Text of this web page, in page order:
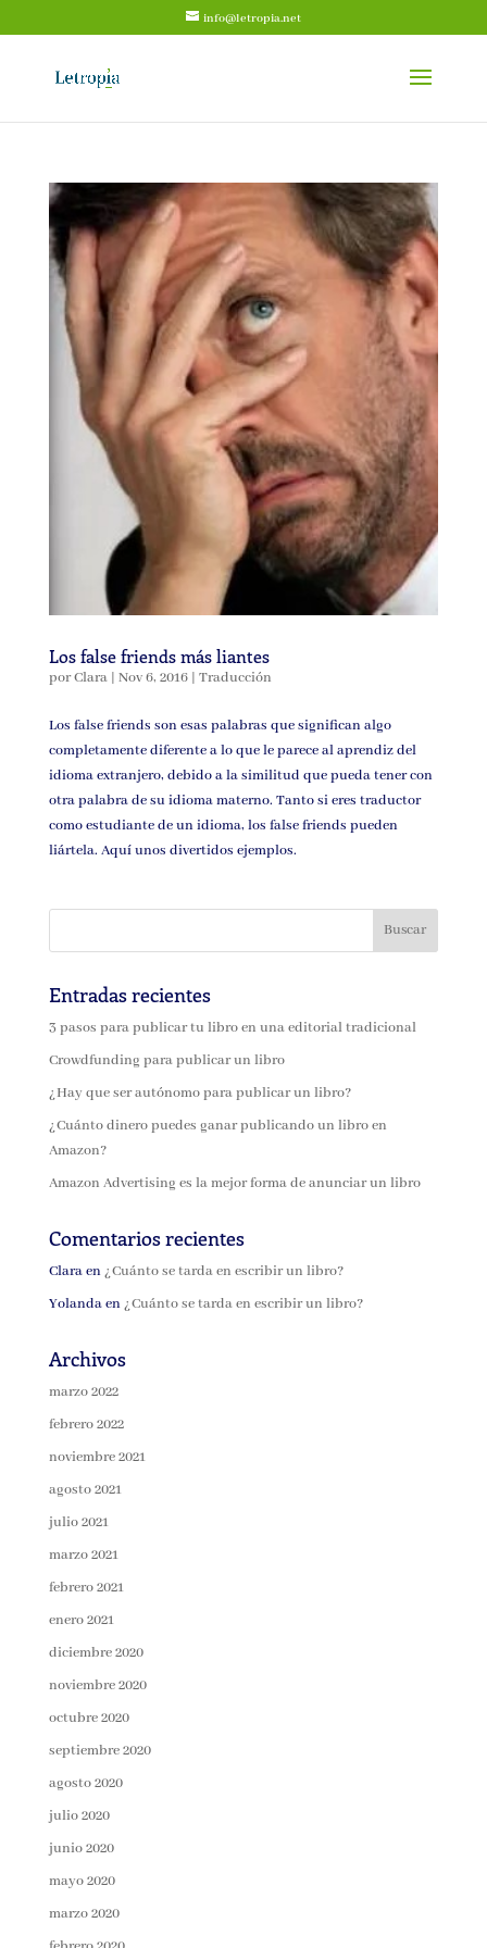
info@letropia.net
Los false friends más liantes
porClara| Nov 6, 2016| Traducción
Los false friends son esas palabras que significan algo
completamente diferente a lo que le parece al aprendiz del
idioma extranjero, debido a la similitud que pueda tener con
otra palabra de su idioma materno. Tanto si eres traductor
como estudiante de un idioma, los false friends pueden
liártela. Aquí unos divertidos ejemplos.
Entradas recientes
3 pasos para publicar tu libro en una editorial tradicional
Crowdfunding para publicar un libro
¿Hay que ser autónomo para publicar un libro?
¿Cuánto dinero puedes ganar publicando un libro en
Amazon?
Amazon Advertising es la mejor forma de anunciar un libro
Comentarios recientes
Claraen¿Cuánto se tarda en escribir un libro?
Yolandaen¿Cuánto se tarda en escribir un libro?
Archivos
marzo 2022
febrero 2022
noviembre 2021
agosto 2021
julio 2021
marzo 2021
febrero 2021
enero 2021
diciembre 2020
noviembre 2020
octubre 2020
septiembre 2020
agosto 2020
julio 2020
junio 2020
mayo 2020
marzo 2020